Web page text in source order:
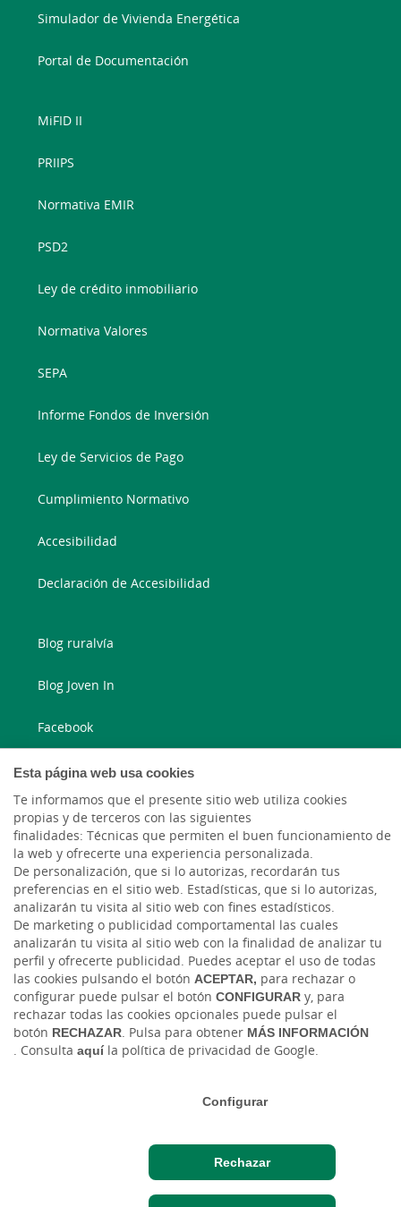
Esta página web usa cookies
Te informamos que el presente sitio web utiliza cookies
propias y de terceros con las siguientes
finalidades: Técnicas que permiten el buen funcionamiento de
la web y ofrecerte una experiencia personalizada.
De personalización, que si lo autorizas, recordarán tus
preferencias en el sitio web. Estadísticas, que si lo autorizas,
analizarán tu visita al sitio web con fines estadísticos.
De marketing o publicidad comportamental las cuales
analizarán tu visita al sitio web con la finalidad de analizar tu
perfil y ofrecerte publicidad. Puedes aceptar el uso de todas
las cookies pulsando el botón ACEPTAR, para rechazar o
configurar puede pulsar el botón CONFIGURAR y, para
rechazar todas las cookies opcionales puede pulsar el
botón RECHAZAR. Pulsa para obtener MÁS INFORMACIÓN
. Consulta aquíla política de privacidad de Google.
Configurar
Rechazar
Simulador de Vivienda Energética
Portal de Documentación
MiFID II
PRIIPS
Normativa EMIR
PSD2
Ley de crédito inmobiliario
Normativa Valores
SEPA
Informe Fondos de Inversión
Ley de Servicios de Pago
Cumplimiento Normativo
Accesibilidad
Declaración de Accesibilidad
Blog ruralvía
Blog Joven In
Facebook
Twitter
Tablón de anuncios Tipos de cambio Aviso legal
Política de cookies
Protección de datos
Ciberseguridad
Ⓒ Ruralvía, Caja Rural, 2026. Todos los derechos reservados